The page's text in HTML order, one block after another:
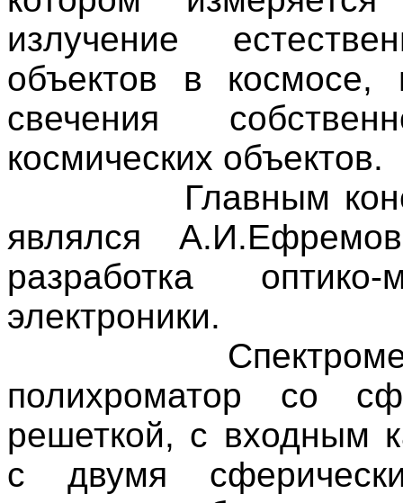
излучение
объектов в
свечения
космических объектов.
Главным
являлся
разработка
электроники.
полихроматор со
решеткой, с входным
с двумя